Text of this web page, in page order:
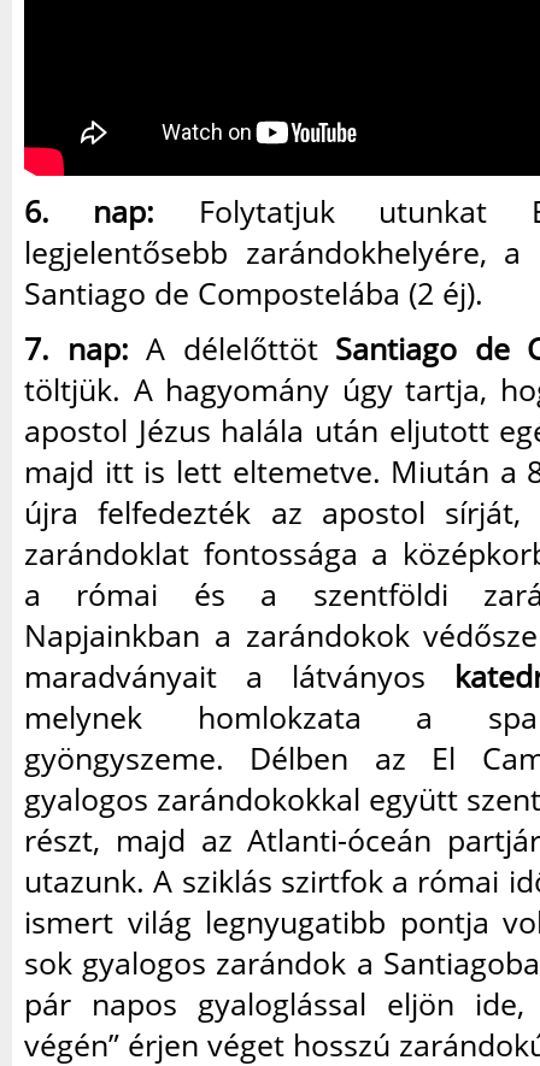
6. nap: Folytatjuk utunkat
legjelentősebb zarándokhelyére, a
Santiago de Compostelába (2 éj).
7. nap: A délelőttöt Santiago de
töltjük. A hagyomány úgy tartja,
apostol Jézus halála után eljutott
majd itt is lett eltemetve. Miután a
újra felfedezték az apostol sírját,
zarándoklat fontossága a
a római és a szentföldi
Napjainkban a zarándokok
maradványait a látványos
melynek homlokzata a
gyöngyszeme. Délben az El
gyalogos zarándokokkal együtt
részt, majd az Atlanti-óceán
utazunk. A sziklás szirtfok a római
ismert világ legnyugatibb pontja
sok gyalogos zarándok a
pár napos gyaloglással eljön
végén” érjen véget hosszú